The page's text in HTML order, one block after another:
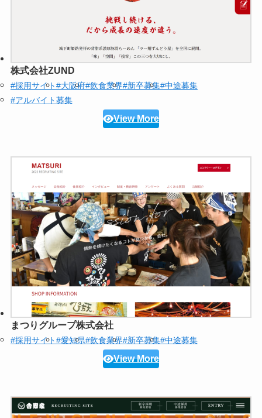
株式会社ZUND
#採用サイト#大阪府#飲食業界#新卒募集#中途募集
#アルバイト募集
View More
まつりグループ株式会社
#採用サイト#愛知県#飲食業界#新卒募集#中途募集
View More